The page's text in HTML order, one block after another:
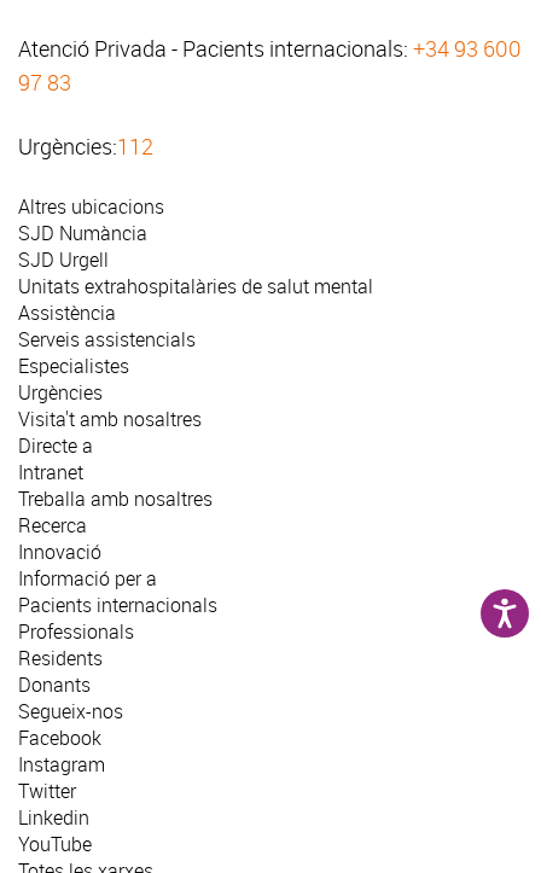
Atenció Privada - Pacients internacionals: +34 93 600
97 83
Urgències:112
Altres ubicacions
SJD Numància
SJD Urgell
Unitats extrahospitalàries de salut mental
Assistència
Serveis assistencials
Especialistes
Urgències
Visita't amb nosaltres
Directe a
Intranet
Treballa amb nosaltres
Recerca
Innovació
Informació per a
Pacients internacionals
Professionals
Residents
Donants
Segueix-nos
Facebook
Instagram
Twitter
Linkedin
YouTube